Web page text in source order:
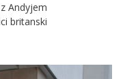
Andyjem
britanski